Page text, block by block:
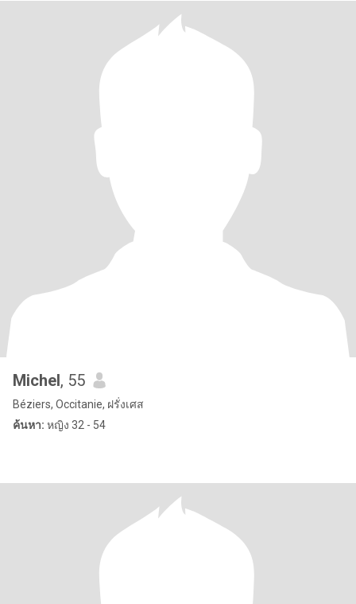
Michel, 55
Béziers, Occitanie, ฝรั่งเศส
ค้นหา: หญิง 32 - 54